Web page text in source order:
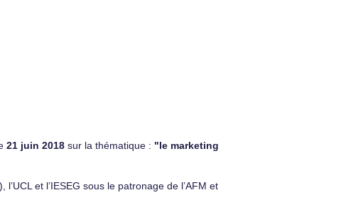
21 juin 2018 sur la thématique : "le marketing
et l’IESEG sous le patronage de l’AFM et